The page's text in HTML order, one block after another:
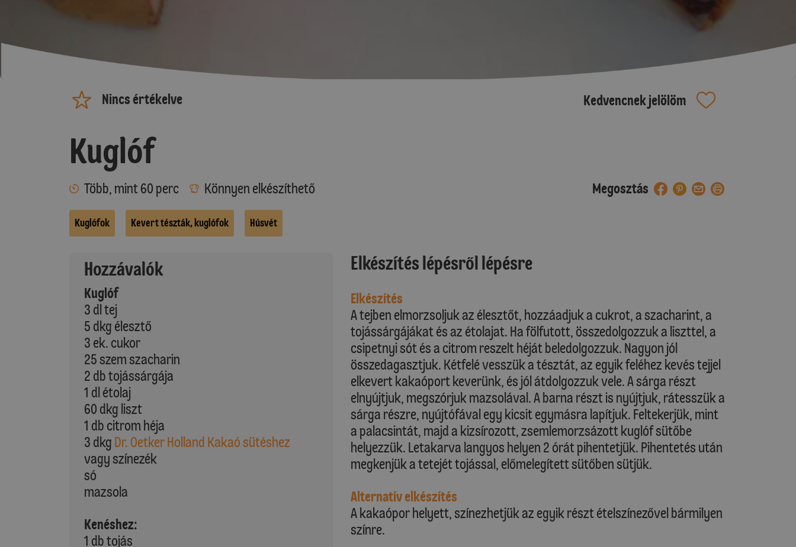
Nincs értékelve Kedvencnek jelölöm
Kuglóf
Több, mint 60 perc Könnyen elkészíthető Megosztás
Kuglófok Kevert tészták, kuglófok Húsvét
Hozzávalók
Kuglóf
3 dl tej
5 dkg élesztő
3 ek. cukor
25 szem szacharin
2 db tojássárgája
1 dl étolaj
60 dkg liszt
1 db citrom héja
3 dkg Dr. Oetker Holland Kakaó sütéshez
vagy színezék
só
mazsola
Kenéshez:
1 db tojás
Elkészítés lépésről lépésre
Elkészítés
A tejben elmorzsoljuk az élesztőt, hozzáadjuk a cukrot, a szacharint, a
tojássárgájákat és az étolajat. Ha fölfutott, összedolgozzuk a liszttel, a
csipetnyi sót és a citrom reszelt héját beledolgozzuk. Nagyon jól
összedagasztjuk. Kétfelé vesszük a tésztát, az egyik feléhez kevés tejjel
elkevert kakaóport keverünk, és jól átdolgozzuk vele. A sárga részt
elnyújtjuk, megszórjuk mazsolával. A barna részt is nyújtjuk, rátesszük a
sárga részre, nyújtófával egy kicsit egymásra lapítjuk. Feltekerjük, mint
a palacsintát, majd a kizsírozott, zsemlemorzsázott kuglóf sütőbe
helyezzük. Letakarva langyos helyen 2 órát pihentetjük. Pihentetés után
megkenjük a tetejét tojással, előmelegített sütőben sütjük.
Alternatív elkészítés
A kakaópor helyett, színezhetjük az egyik részt ételszínezővel bármilyen
színre.